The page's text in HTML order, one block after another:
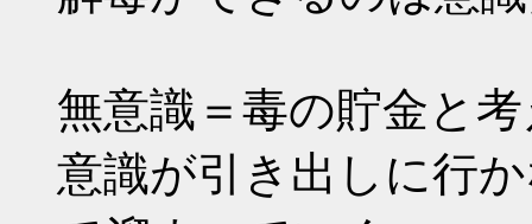
無意識＝毒の貯金と
意識が引き出しに行